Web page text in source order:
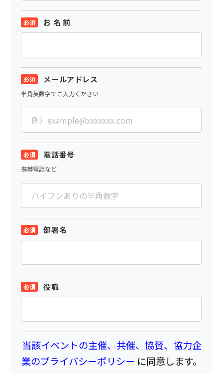
お 名 前
メールアドレス
半角英数字でご入力ください
電話番号
携帯電話など
部署名
役職
当該イベントの主催、共催、協賛、協力企
業のプライバシーポリシー に同意します。